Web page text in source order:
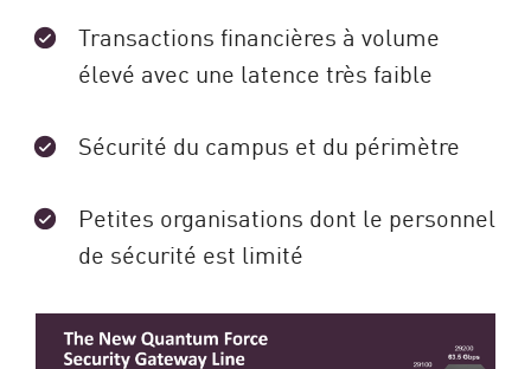
Transactions financières à volume
élevé avec une latence très faible
Sécurité du campus et du périmètre
Petites organisations dont le personnel
de sécurité est limité